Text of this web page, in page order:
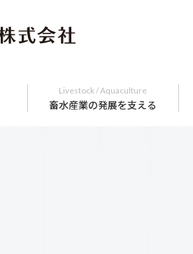
Livestock / Aquaculture
畜水産業の発展を支える